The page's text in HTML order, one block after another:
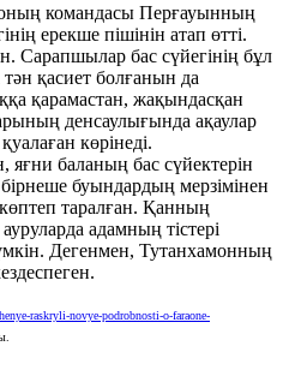
командасы Перғауынның
ерекше пішінін атап өтті.
Сарапшылар бас сүйегінің бұл
қасиет болғанын да
қарамастан, жақындасқан
денсаулығында ақаулар
көрінеді.
яғни баланың бас сүйектерін
буындардың мерзімінен
таралған. Қанның
адамның тістері
Дегенмен, Тутанхамонның
raskryli-novye-podrobnosti-o-faraone-